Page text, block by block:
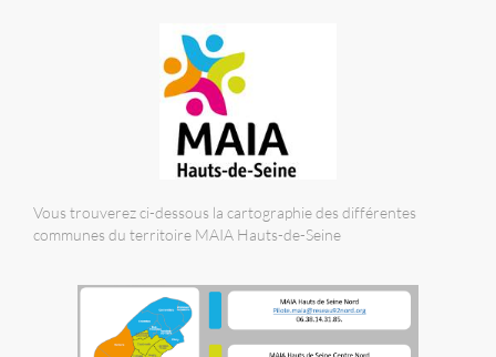
Vous trouverez ci-dessous la cartographie des différentes
communes du territoire MAIA Hauts-de-Seine